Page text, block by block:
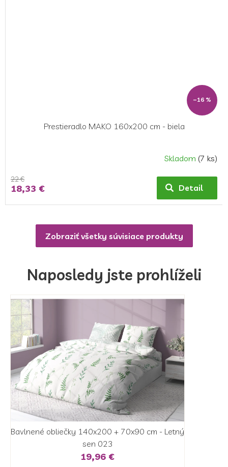
–16 %
Prestieradlo MAKO 160x200 cm - biela
Skladom (7 ks)
22 €
18,33 € Detail
Zobraziť všetky súvisiace produkty
Naposledy jste prohlíželi
Bavlnené obliečky 140x200 + 70x90 cm - Letný
sen 023
19,96 €